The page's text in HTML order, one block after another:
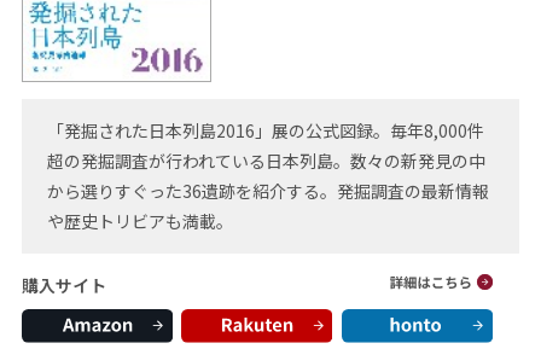
「発掘された日本列島2016」展の公式図録。毎年8,000件
超の発掘調査が行われている日本列島。数々の新発見の中
から選りすぐった36遺跡を紹介する。発掘調査の最新情報
や歴史トリビアも満載。
購入サイト